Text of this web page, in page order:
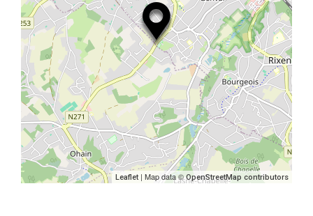
Leaflet | Map data ©OpenStreetMap contributors